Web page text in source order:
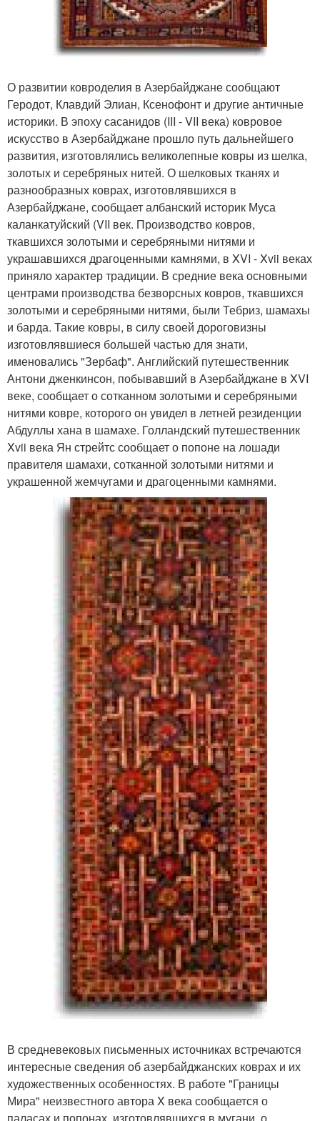
О развитии ковроделия в Азербайджане сообщают
Геродот, Клавдий Элиан, Ксенофонт и другие античные
историки. В эпоху сасанидов (III - VII века) ковровое
искусство в Азербайджане прошло путь дальнейшего
развития, изготовлялись великолепные ковры из шелка,
золотых и серебряных нитей. О шелковых тканях и
разнообразных коврах, изготовлявшихся в
Азербайджане, сообщает албанский историк Муса
каланкатуйский (VII век. Производство ковров,
ткавшихся золотыми и серебряными нитями и
украшавшихся драгоценными камнями, в XVI - Xvii веках
приняло характер традиции. В средние века основными
центрами производства безворсных ковров, ткавшихся
золотыми и серебряными нитями, были Тебриз, шамахы
и барда. Такие ковры, в силу своей дороговизны
изготовлявшиеся большей частью для знати,
именовались "Зербаф". Английский путешественник
Антони дженкинсон, побывавший в Азербайджане в XVI
веке, сообщает о сотканном золотыми и серебряными
нитями ковре, которого он увидел в летней резиденции
Абдуллы хана в шамахе. Голландский путешественник
Xvii века Ян стрейтс сообщает о попоне на лошади
правителя шамахи, сотканной золотыми нитями и
украшенной жемчугами и драгоценными камнями.
В средневековых письменных источниках встречаются
интересные сведения об азербайджанских коврах и их
художественных особенностях. В работе "Границы
Мира" неизвестного автора X века сообщается о